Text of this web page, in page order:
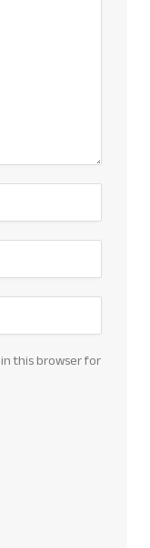
this browser for